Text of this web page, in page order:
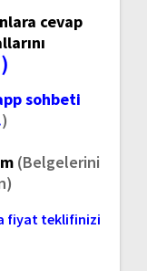
cevap
)
sohbeti
)
(Belgelerini
fiyat teklifinizi